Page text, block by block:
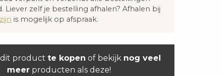
Liever zelf je bestelling afhalen? Afhalen bij
is mogelijk op afspraak.
productte kopen of bekijk nog veel
meerproducten als deze!